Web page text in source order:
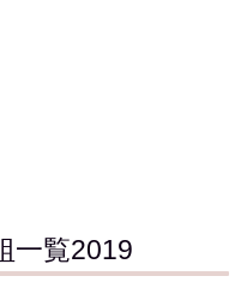
一覧2019